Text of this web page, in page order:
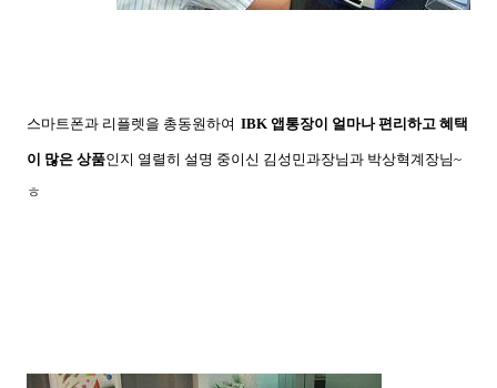
스마트폰과 리플렛을 총동원하여 IBK 앱통장이 얼마나 편리하고 혜택
이 많은 상품인지 열렬히 설명 중이신 김성민과장님과 박상혁계장님~
ㅎ